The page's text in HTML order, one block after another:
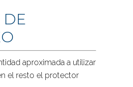
aproximada a utilizar
el resto el protector